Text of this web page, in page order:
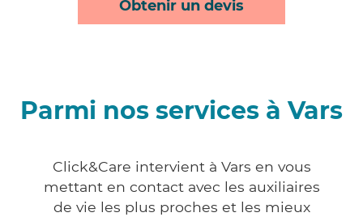
Obtenir un devis
Parmi nos services à Vars
Click&Care intervient à Vars en vous
mettant en contact avec les auxiliaires
de vie les plus proches et les mieux